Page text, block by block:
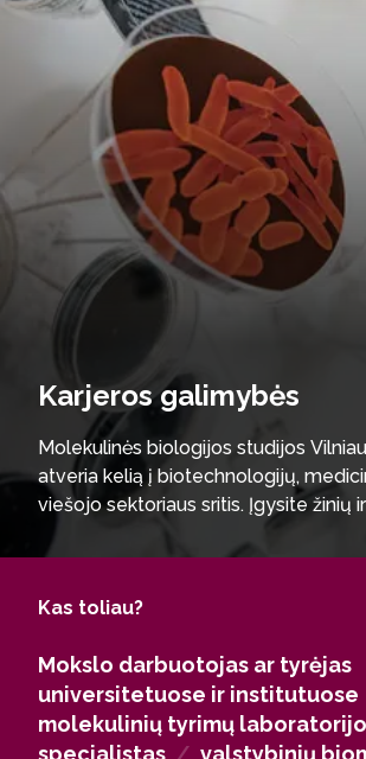
Karjeros galimybės
Molekulinės biologijos studijos
atveria kelią į biotechnologijų,
viešojo sektoriaus sritis. Įgysite žinių
reikalingų dirbti biotechnologijų,
gyvybės mokslų įmonėse, pvz.
taip pat įvairiuose startuoliuose ir
diagnostikos ir medicininių paslaugų
laboratorijose, kur reikalingas tikslus
tyrimų ir duomenų analizės
Kas toliau?
Mokslo darbuotojas ar tyrėjas
universitetuose ir institutuose
molekulinių tyrimų
specialistas / valstybinių